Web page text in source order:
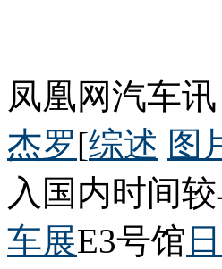
凤凰网汽车讯
杰罗[综述 图
入国内时间
车展E3号馆